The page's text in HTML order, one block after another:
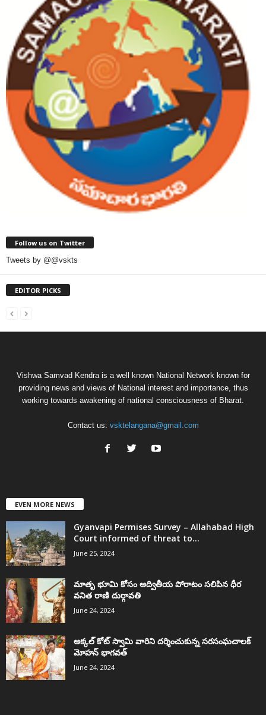
Follow us on Twitter
Tweets by @@vskts
EDITOR PICKS
Vishwa Samvad Kendra is a well known National Network known for
providing news and views of National interest and importance, thus
working towards awakening of national consciousness of Bharat.
Contact us: vsktelangana@gmail.com
EVEN MORE NEWS
Gyanvapi Permises Survey – Allahabad High
Court informed of threat to...
June 25, 2024
మాతృ భూమి కోసం అద్వితీయ పోరాటం సలిపిన ధీర
వనిత రాణి దుర్గావతి
June 24, 2024
అక్కల్‌ కోట్‌ స్వామి వారిని దర్శించుకున్న సరసంఘచాలక్
మోహన్ భాగవత్
June 24, 2024